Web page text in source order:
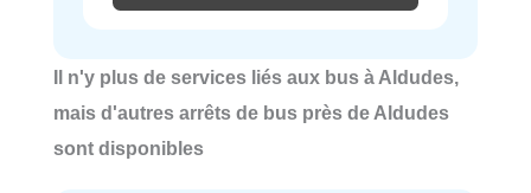
Il n'y plus de services liés aux bus à Aldudes,
mais d'autres arrêts de bus près de Aldudes
sont disponibles